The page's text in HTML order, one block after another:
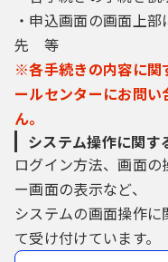
しなくなった場
す。
４ 利用者ＩＤ
ＩＤ、パスワー
画面上で通知す
（申請データ用
に不可欠なもの
ご確認ください。
・申込画面の画面上
先 等
※各手続きの内容に関
ールセンターにお問
ん。
システム操作に関す
ログイン方法、画面
ー画面の表示など、
システムの画面操作
て受け付けています。